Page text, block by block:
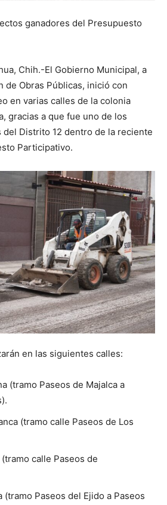
ganadores del Presupuesto
Chih.-El Gobierno Municipal, a
de Obras Públicas, inició con
en varias calles de la colonia
gracias a que fue uno de los
del Distrito 12 dentro de la reciente
Participativo.
en las siguientes calles:
(tramo Paseos de Majalca a
(tramo calle Paseos de Los
calle Paseos de
(tramo Paseos del Ejido a Paseos